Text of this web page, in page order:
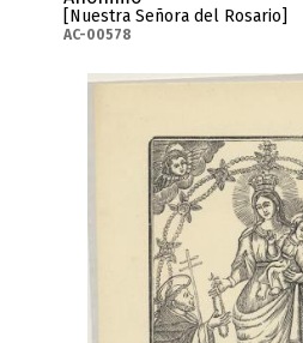
[Nuestra Señora del Rosario]
AC-00578